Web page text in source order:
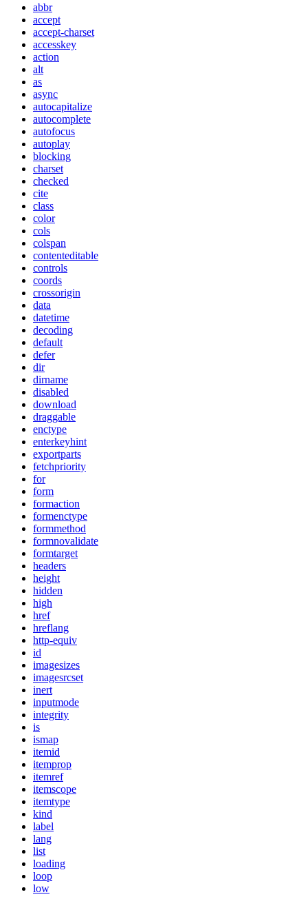
abbr
accept
accept-charset
accesskey
action
alt
as
async
autocapitalize
autocomplete
autofocus
autoplay
blocking
charset
checked
cite
class
color
cols
colspan
contenteditable
controls
coords
crossorigin
data
datetime
decoding
default
defer
dir
dirname
disabled
download
draggable
enctype
enterkeyhint
exportparts
fetchpriority
for
form
formaction
formenctype
formmethod
formnovalidate
formtarget
headers
height
hidden
high
href
hreflang
http-equiv
id
imagesizes
imagesrcset
inert
inputmode
integrity
is
ismap
itemid
itemprop
itemref
itemscope
itemtype
kind
label
lang
list
loading
loop
low